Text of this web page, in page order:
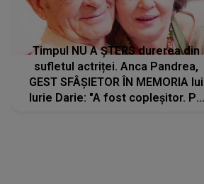
Timpul NU A ȘTERS durerea din
sufletul actriței. Anca Pandrea,
GEST SFÂȘIETOR ÎN MEMORIA lui
Iurie Darie: "A fost copleșitor. Pe